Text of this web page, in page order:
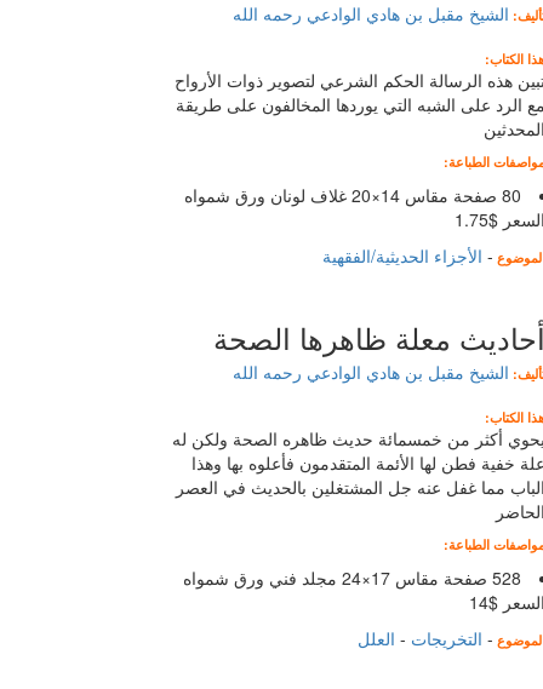
الشيخ مقبل بن هادي الوادعي رحمه الله
الكتاب:
هذه الرسالة الحكم الشرعي لتصوير ذوات الأرواح
الرد على الشبه التي يوردها المخالفون على طريقة
الطباعة:
80 صفحة مقاس 14×20 غلاف لونان ورق شمواه
$1.75
- الأجزاء الحديثية/الفقهية
معلة ظاهرها الصحة
الشيخ مقبل بن هادي الوادعي رحمه الله
الكتاب:
أكثر من خمسمائة حديث ظاهره الصحة ولكن له
خفية فطن لها الأئمة المتقدمون فأعلوه بها وهذا
مما غفل عنه جل المشتغلين بالحديث في العصر
الطباعة:
528 صفحة مقاس 17×24 مجلد فني ورق شمواه
$14
- التخريجات - العلل